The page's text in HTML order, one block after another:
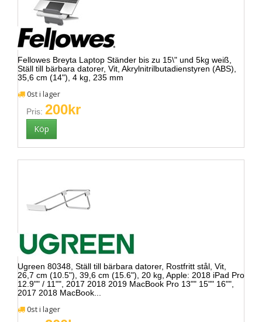
Fellowes Breyta Laptop Ständer bis zu 15\" und 5kg weiß,
Ställ till bärbara datorer, Vit, Akrylnitrilbutadienstyren (ABS),
35,6 cm (14"), 4 kg, 235 mm
0st i lager
Pris: 200kr
Ugreen 80348, Ställ till bärbara datorer, Rostfritt stål, Vit,
26,7 cm (10.5"), 39,6 cm (15.6"), 20 kg, Apple: 2018 iPad Pro
12.9"" / 11"", 2017 2018 2019 MacBook Pro 13"" 15"" 16"",
2017 2018 MacBook...
0st i lager